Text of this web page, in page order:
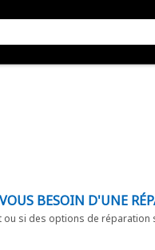
BESOIN D'UNE
ou si des options de